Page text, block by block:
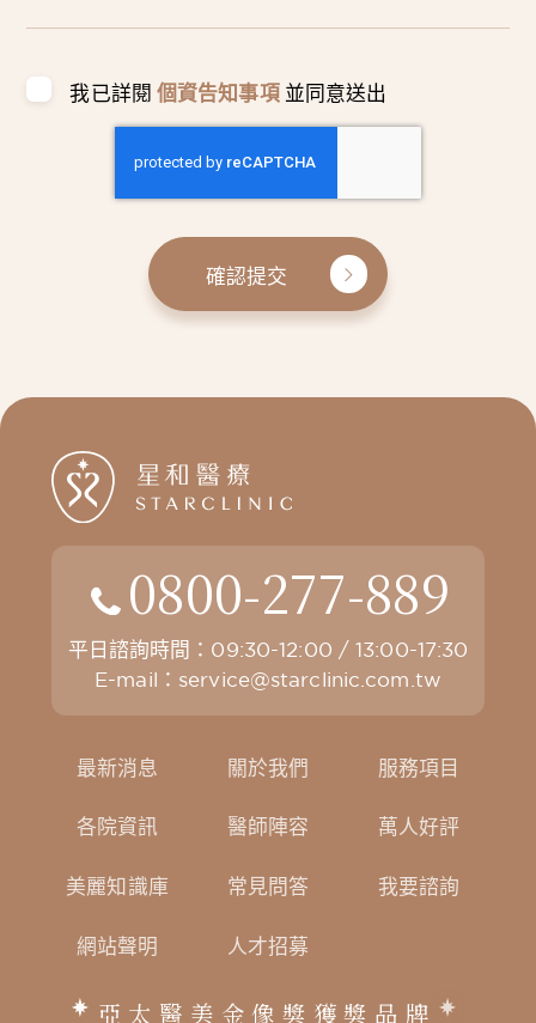
我已詳閱 個資告知事項 並同意送出
確認提交
0800-277-889
平日諮詢時間：09:30-12:00 / 13:00-17:30
E-mail： service@starclinic.com.tw
最新消息 關於我們 服務項目
各院資訊 醫師陣容 萬人好評
美麗知識庫 常見問答 我要諮詢
網站聲明 人才招募
亞太醫美金像獎獲獎品牌